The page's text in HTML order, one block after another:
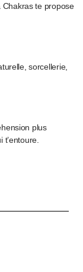
Chakras te propose
sorcellerie,
plus